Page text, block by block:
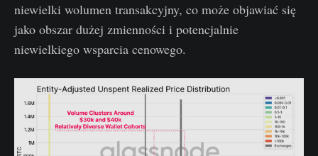
niewielki wolumen transakcyjny, co może objawiać się
jako obszar dużej zmienności i potencjalnie
niewielkiego wsparcia cenowego.